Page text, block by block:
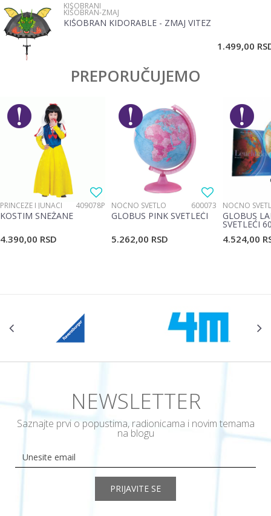
KIŠOBRANI
KIŠOBRAN-ZMAJ
KIŠOBRAN KIDORABLE - ZMAJ VITEZ
1.499,00
PREPORUČUJEMO
PRINCEZE I JUNACI 409078P
KOSTIM SNEŽANE
4.390,00 RSD
NOĆNO SVETLO 600073
GLOBUS PINK SVETLEĆI
5.262,00 RSD
NOĆNO
GLOBUS
SVETLEĆI
4.524,00
NEWSLETTER
Saznajte prvi o popustima, radionicama i novim temama
na blogu
PRIJAVITE SE